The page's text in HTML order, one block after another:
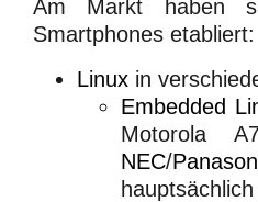
Am Markt haben
Smartphones etabliert:
Linux in
Embedded
Motorola
NEC/